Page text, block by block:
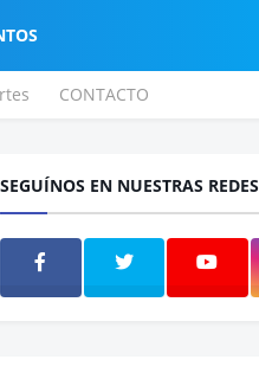
CONTACTO
SEGUÍNOS EN NUESTRAS REDES